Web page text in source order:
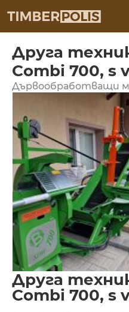
Друга
Combi 700, s
Дървообработващи
Друга
Combi 700, s